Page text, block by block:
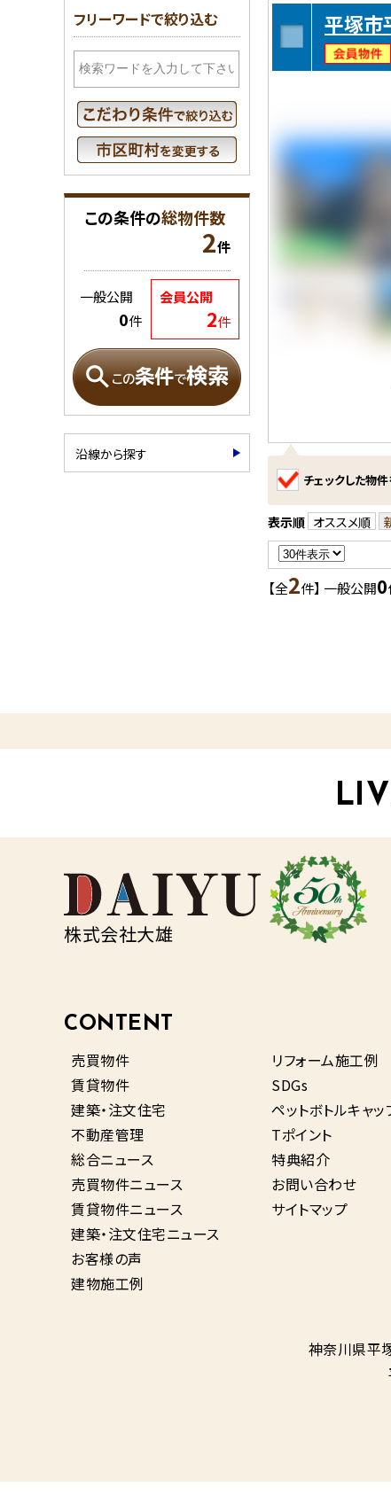
平塚市
チェックした物
表示順 オススメ順
【全2件】 一般公開0
フリーワードで絞り込む
この条件の総物件数
2件
会員公開
2件
一般公開
0件
沿線から探す
株式会社大雄
CONTENT
売買物件
賃貸物件
建築・注文住宅
不動産管理
総合ニュース
売買物件ニュース
賃貸物件ニュース
建築・注文住宅ニュース
お客様の声
建物施工例
リフォーム施工例
SDGs
ペットボトルキャッ
Tポイント
特典紹介
お問い合わせ
サイトマップ
神奈川県平